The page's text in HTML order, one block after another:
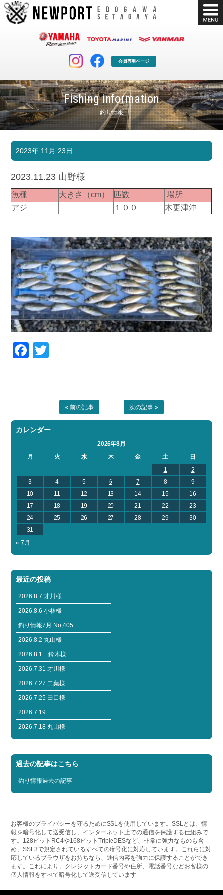
会員専用ページ
Fishing information
釣り情報
マリンクラブ
マリンライフを堪能したい！
ボート販売
ボート免許
長年の実績と信頼！
店舗情報
Shop Info.
公式ブログ
Blog
Contact us Company
採用情報
Recruit
リンク集
Link
2023年 11月 23日
2023.11.23 山野様
魚種 大きさ（cm） 匹数
場所
アジ
１００ 木更津沖
Facebook
« 前の記事 次の記事 »
カレンダー
2026年8月
月
火 水 木 金 土
日
1
2
3
4 5 6 7 8
9
10
11 12 13 14 15
16
17
18 19 20 21 22
23
24
25 26 27 28 29
30
31
« 7月
最近の投稿
2026.8.7 才川様
2026.8.6 小林様
釣り情報7月 No,405
2026.8.2 丸山様
2026.8.1 鈴木様
2026.7.31 才川様
2026.7.27 二葉様
2026.7.25 田口様
2026.7.19
2026.7.18 丸山様
過去の記事はこちら
釣り情報過去の記事
お客様のプライバシーを守るためにSSLを使用しています。SSLとは、情
報を暗号化して送受信し、インターネット上での通信を保護する仕組みで
す。128ビットRC4や168ビットTripleDESなど、非常に強力なものも含
め、SSL3で規定されているすべての暗号化に対応しています。これらに対
応しているブラウザをお持ちなら、通信内容を強力に保護することができ
ます。これにより、クレジットカード番号や住所、電話番号などお客様の
個人情報をすべて暗号化して送受信しています